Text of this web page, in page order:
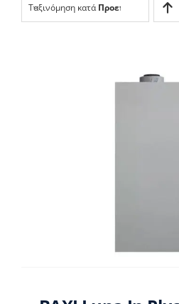
Ταξινόμηση κατάΠροεπιλεγμένη